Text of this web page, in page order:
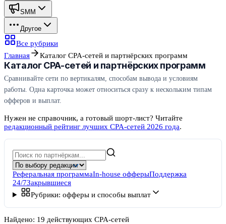
SMM
Другое
Все рубрики
Главная
Каталог CPA-сетей и партнёрских программ
Каталог CPA-сетей и партнёрских программ
Сравнивайте сети по вертикалям, способам вывода и условиям
работы. Одна карточка может относиться сразу к нескольким типам
офферов и выплат.
Нужен не справочник, а готовый шорт-лист? Читайте
редакционный рейтинг лучших CPA-сетей 2026 года.
Реферальная программаIn-house офферыПоддержка
24/7Закрывшиеся
Рубрики: офферы и способы выплат
Найдено: 19 действующих CPA-сетей